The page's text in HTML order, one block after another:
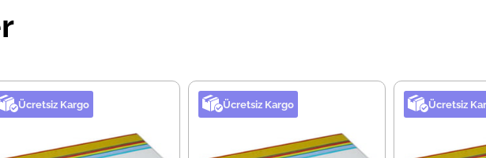
Ücretsiz Kargo Ücretsiz Kargo Ücretsiz